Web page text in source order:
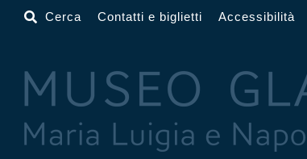
Salta
Cerca Contatti e biglietti Accessibilità